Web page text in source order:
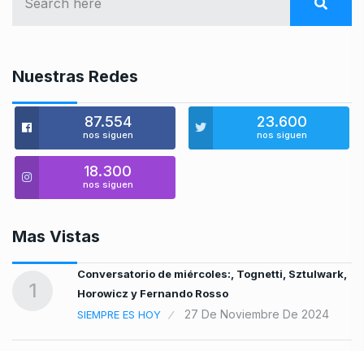
Nuestras Redes
87.554
nos siguen
23.600
nos siguen
18.300
nos siguen
Mas Vistas
1
Conversatorio de miércoles:, Tognetti, Sztulwark,
Horowicz y Fernando Rosso
SIEMPRE ES HOY
27 De Noviembre De 2024